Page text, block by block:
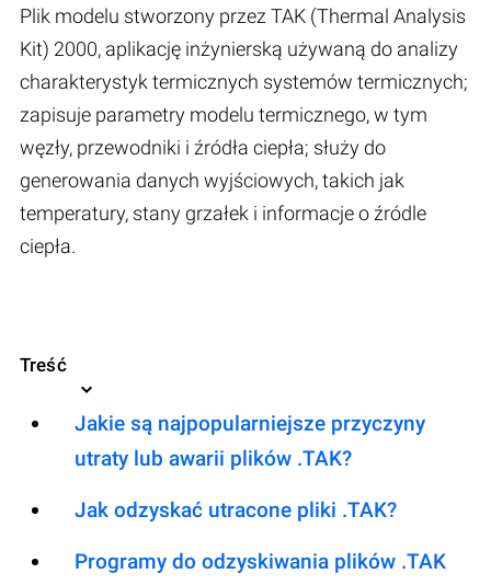
Plik modelu stworzony przez TAK (Thermal Analysis
Kit) 2000, aplikację inżynierską używaną do analizy
charakterystyk termicznych systemów termicznych;
zapisuje parametry modelu termicznego, w tym
węzły, przewodniki i źródła ciepła; służy do
generowania danych wyjściowych, takich jak
temperatury, stany grzałek i informacje o źródle
ciepła.
Treść
Jakie są najpopularniejsze przyczyny
utraty lub awarii plików .TAK?
Jak odzyskać utracone pliki .TAK?
Programy do odzyskiwania plików .TAK